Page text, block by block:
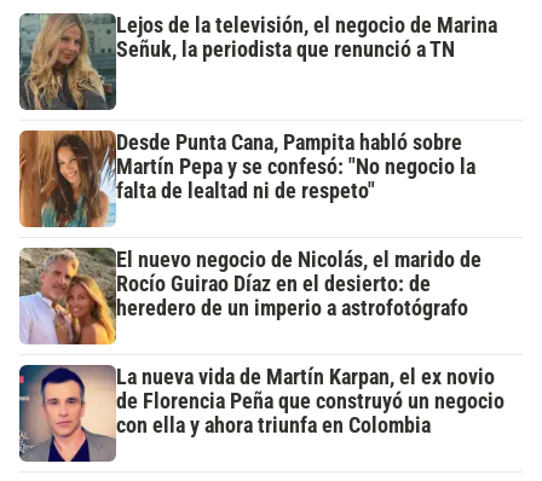
Lejos de la televisión, el negocio de Marina
Señuk, la periodista que renunció a TN
Desde Punta Cana, Pampita habló sobre
Martín Pepa y se confesó: "No negocio la
falta de lealtad ni de respeto"
El nuevo negocio de Nicolás, el marido de
Rocío Guirao Díaz en el desierto: de
heredero de un imperio a astrofotógrafo
La nueva vida de Martín Karpan, el ex novio
de Florencia Peña que construyó un negocio
con ella y ahora triunfa en Colombia